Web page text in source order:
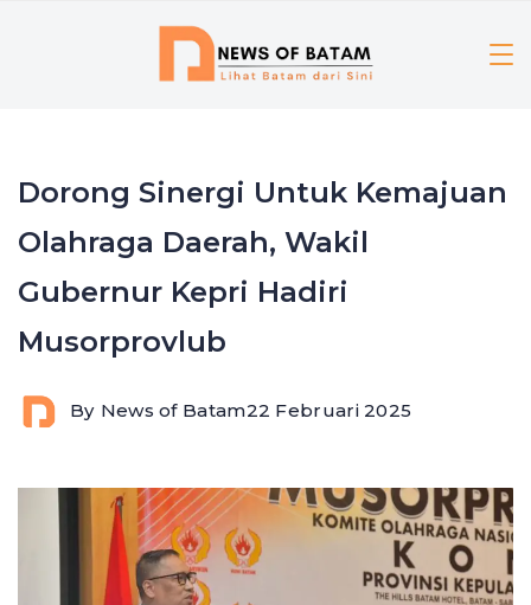
Dorong Sinergi Untuk Kemajuan
Olahraga Daerah, Wakil
Gubernur Kepri Hadiri
Musorprovlub
By News of Batam22 Februari 2025